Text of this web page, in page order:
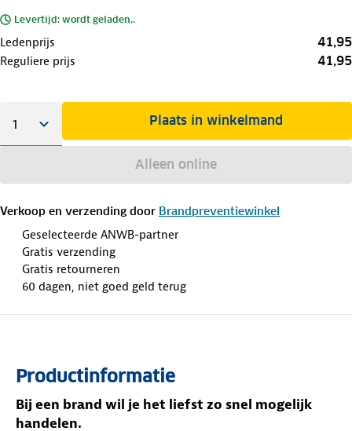
Levertijd: wordt geladen..
Ledenprijs 41,95
Reguliere prijs 41,95
Plaats in winkelmand
Alleen online
Verkoop en verzending door Brandpreventiewinkel
Geselecteerde ANWB-partner
Gratis verzending
Gratis retourneren
60 dagen, niet goed geld terug
Productinformatie
Bij een brand wil je het liefst zo snel mogelijk
handelen.